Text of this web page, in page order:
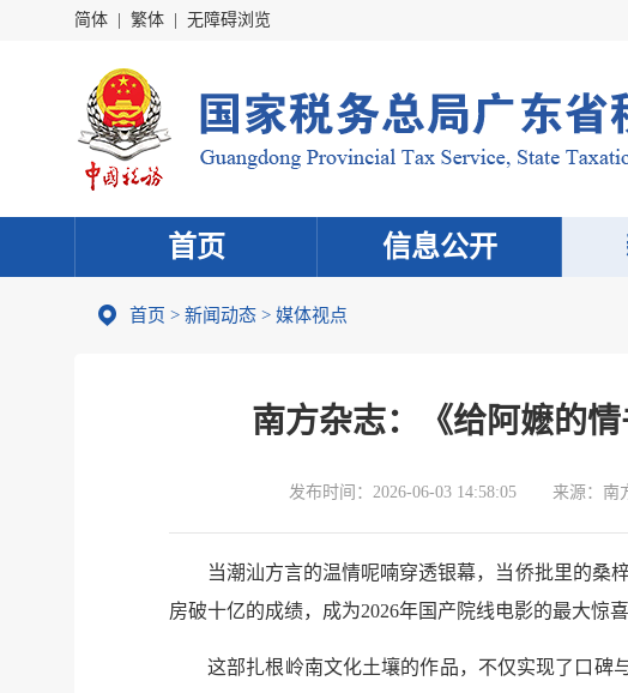
简体 繁体 无障碍浏览
首页 信息公开
首页 > 新闻动态 > 媒体视点
南方杂志：《给阿嬷的
发布时间： 2026-06-03 14:58:05 来源： 南
当潮汕方言的温情呢喃穿透银幕，当侨批里的桑
房破十亿的成绩，成为2026年国产院线电影的最大惊喜
这部扎根岭南文化土壤的作品，不仅实现了口碑